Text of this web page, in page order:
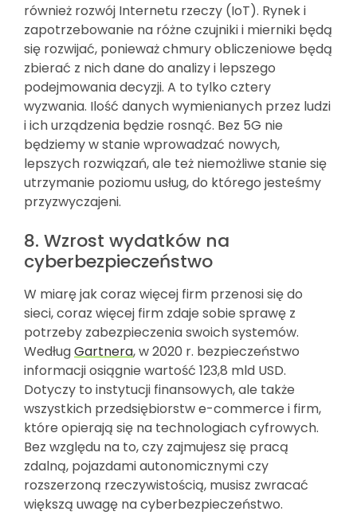
również rozwój Internetu rzeczy (IoT). Rynek i
zapotrzebowanie na różne czujniki i mierniki będą
się rozwijać, ponieważ chmury obliczeniowe będą
zbierać z nich dane do analizy i lepszego
podejmowania decyzji. A to tylko cztery
wyzwania. Ilość danych wymienianych przez ludzi
i ich urządzenia będzie rosnąć. Bez 5G nie
będziemy w stanie wprowadzać nowych,
lepszych rozwiązań, ale też niemożliwe stanie się
utrzymanie poziomu usług, do którego jesteśmy
przyzwyczajeni.
8. Wzrost wydatków na
cyberbezpieczeństwo
W miarę jak coraz więcej firm przenosi się do
sieci, coraz więcej firm zdaje sobie sprawę z
potrzeby zabezpieczenia swoich systemów.
WedługGartnera, w 2020 r. bezpieczeństwo
informacji osiągnie wartość 123,8 mld USD.
Dotyczy to instytucji finansowych, ale także
wszystkich przedsiębiorstw e-commerce i firm,
które opierają się na technologiach cyfrowych.
Bez względu na to, czy zajmujesz się pracą
zdalną, pojazdami autonomicznymi czy
rozszerzoną rzeczywistością, musisz zwracać
większą uwagę na cyberbezpieczeństwo.